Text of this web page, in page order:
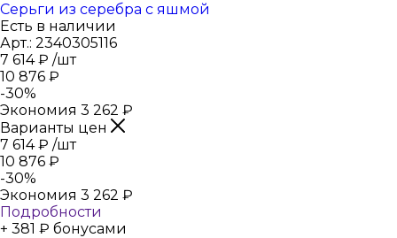
Серьги из серебра с яшмой
Есть в наличии
Арт.: 2340305116
7 614₽ /шт
10 876 ₽
-30%
Экономия 3 262 ₽
Варианты цен
7 614₽ /шт
10 876 ₽
-30%
Экономия 3 262 ₽
Подробности
+ 381 ₽ бонусами